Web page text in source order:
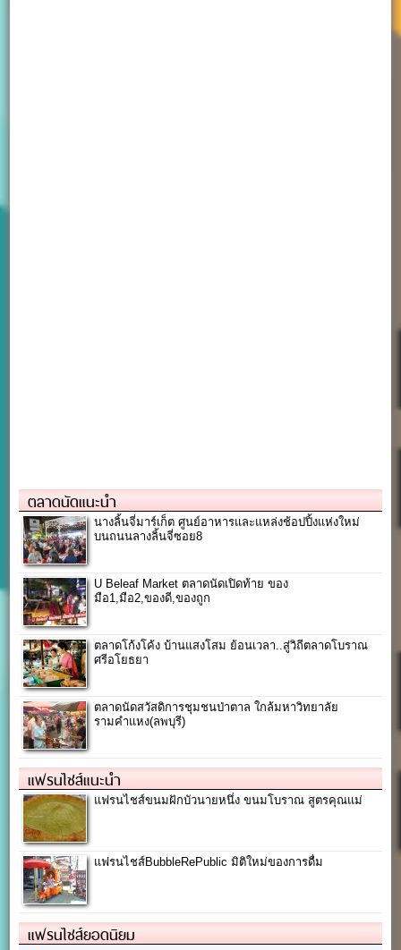
ตลาดนัดแนะนำ
นางลิ้นจี่มาร์เก็ต ศูนย์อาหารและแหล่งช้อปปิ้งแห่งใหม่
บนถนนลางลิ้นจี่ซอย8
U Beleaf Market ตลาดนัดเปิดท้าย ของ
มือ1,มือ2,ของดี,ของถูก
ตลาดโก้งโค้ง บ้านแสงโสม ย้อนเวลา..สู่วิถีตลาดโบราณ
ศรีอโยธยา
ตลาดนัดสวัสดิการชุมชนป่าตาล ใกล้มหาวิทยาลัย
รามคำแหง(ลพบุรี)
แฟรนไชส์แนะนำ
แฟรนไชส์ขนมฝักบัวนายหนึ่ง ขนมโบราณ สูตรคุณแม่
แฟรนไชส์BubbleRePublic มิติใหม่ของการดื่ม
แฟรนไชส์ยอดนิยม